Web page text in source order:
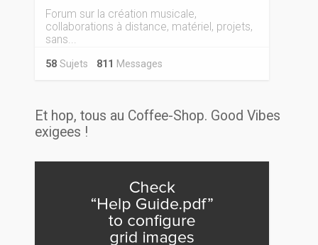
Forum sur la création musicale,
collaborations à distance, matériel, projets,
sans...
58Sujets 811 Messages
Et hop, tous au Coffee-Shop. Good Vibes
exigees !